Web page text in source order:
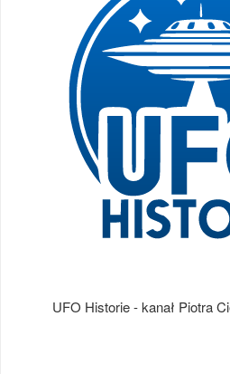
UFO Historie - kanał Piotra